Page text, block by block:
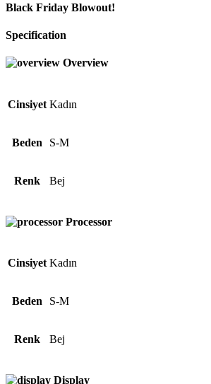
Black Friday Blowout!
Specification
Overview
Cinsiyet Kadın
Beden S-M
Renk Bej
Processor
Cinsiyet Kadın
Beden S-M
Renk Bej
Display